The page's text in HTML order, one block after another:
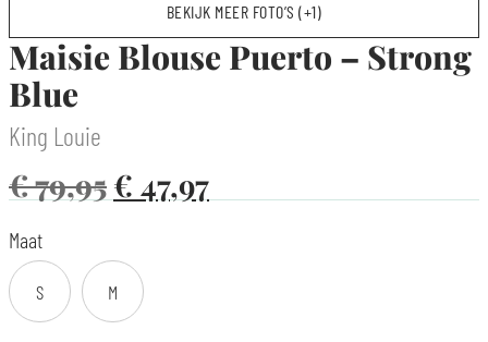
BEKIJK MEER FOTO’S (+1)
Maisie Blouse Puerto – Strong
Blue
King Louie
€79,95€ 47,97
Maat
S M